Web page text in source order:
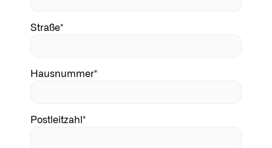
Straße*
Hausnummer*
Postleitzahl*